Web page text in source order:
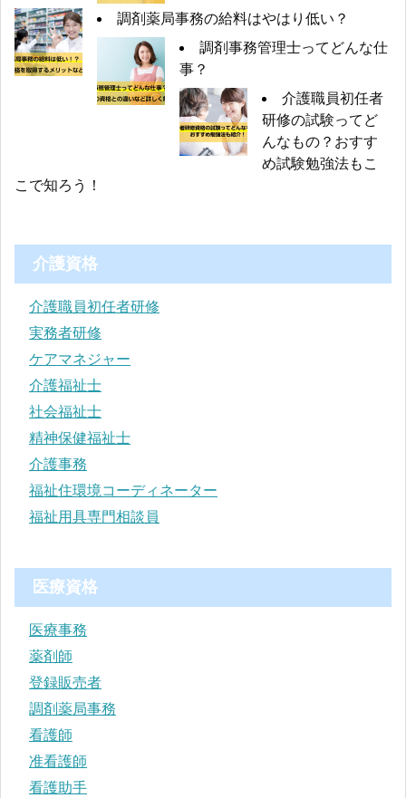
調剤薬局事務の給料はやはり低い？
調剤事務管理士ってどんな仕
事？
介護職員初任者
研修の試験ってど
んなもの？おすす
め試験勉強法もこ
こで知ろう！
介護資格
介護職員初任者研修
実務者研修
ケアマネジャー
介護福祉士
社会福祉士
精神保健福祉士
介護事務
福祉住環境コーディネーター
福祉用具専門相談員
医療資格
医療事務
薬剤師
登録販売者
調剤薬局事務
看護師
准看護師
看護助手